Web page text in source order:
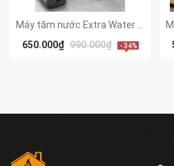
650.000₫ 990.000₫ - 34%